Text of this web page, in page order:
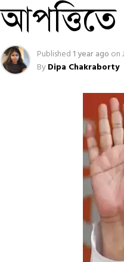
আপত্তিতে
Published 1 year ago on
ByDipa Chakraborty